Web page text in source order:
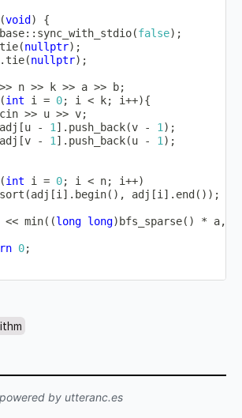
void )
{
:: sync_with_stdio(false) ;
tie(nullptr) ;
. tie(nullptr) ;
>> n >> k >> a >> b;
(int i = 0; i < k; i++){
>> u >> v;
[u - 1 ] . push_back(v - 1 ) ;
[v - 1 ] . push_back(u - 1 ) ;
(int i = 0; i < n; i++)
sort (adj [i ] . begin( ) , adj [i ] . end ( ) ) ;
<< min( (long long) bfs_sparse( ) * a,
0;